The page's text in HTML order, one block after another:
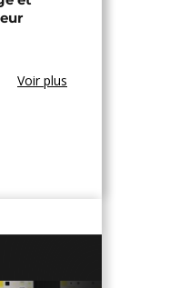
Voir plus